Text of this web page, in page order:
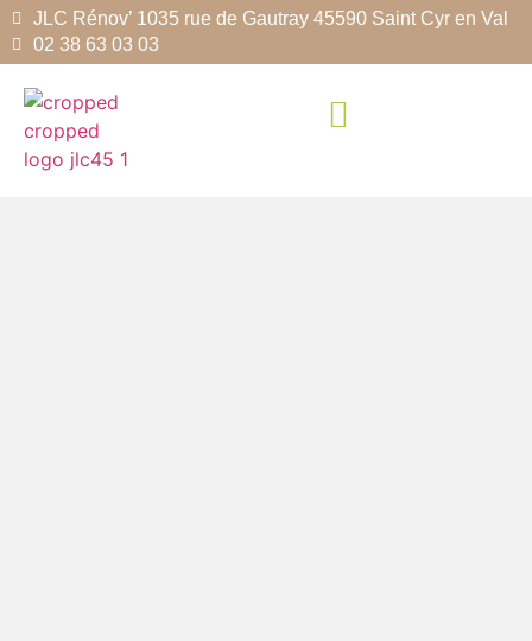
JLC Rénov’ 1035 rue de Gautray 45590 Saint Cyr en Val
02 38 63 03 03